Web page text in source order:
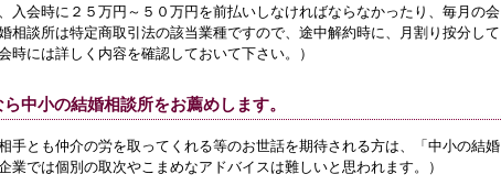
入会時に２５万円～５０万円を前払いしなければならなかったり、毎月の会
相談所は特定商取引法の該当業種ですので、途中解約時に、月割り按分して
には詳しく内容を確認しておいて下さい。）
中小の結婚相談所をお薦めします。
手とも仲介の労を取ってくれる等のお世話を期待される方は、「中小の結婚
業では個別の取次やこまめなアドバイスは難しいと思われます。）